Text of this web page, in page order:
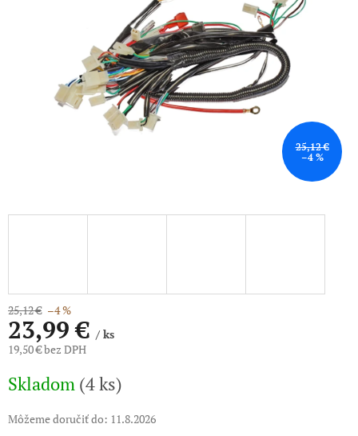
hviezdičiek.
25,12 €
–4 %
25,12 € –4 %
23,99 €/ ks
19,50 € bez DPH
cena:
Skladom (4 ks)
Môžeme doručiť do: 11.8.2026